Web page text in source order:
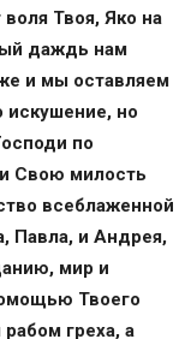
Кресту
Бог»
Бог», как
и
Твоя, Яко на
даждь нам
и мы оставляем
но
по
Свою милость
всеблаженной
Павла, и Андрея,
мир и
Твоего
греха, а